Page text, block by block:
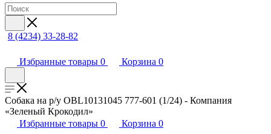
8 (4234) 33-28-82
Избранные товары 0 Корзина 0
Собака на р/у OBL10131045 777-601 (1/24) - Компания
«Зеленый Крокодил»
Избранные товары 0 Корзина 0